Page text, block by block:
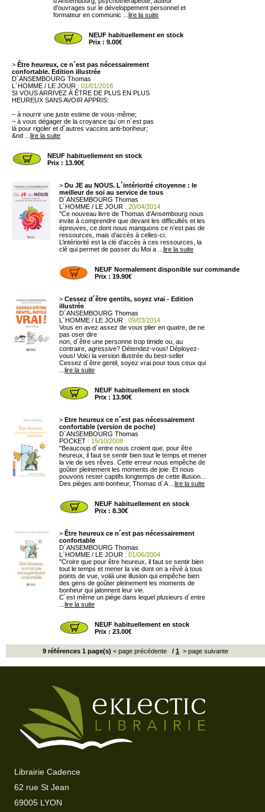
d’ouvrages sur le développement personnel et
formateur en communic ... lire la suite
NEUF habituellement en stock
Prix : 9.00€
> Être heureux, ce n´est pas nécessairement
confortable. Edition illustrée
D´ANSEMBOURG Thomas
L´HOMME / LE JOUR : 01/01/2016
SI VOUS ARRIVEZ À ÊTRE DE PLUS EN PLUS
HEUREUX SANS AVOIR APPRIS:
– à nourrir une juste estime de vous-même;
– à vous dégager de la croyance qu´on n´est pas
là pour rigoler et d´autres vaccins anti-bonheur;
&nd ... lire la suite
NEUF habituellement en stock
Prix : 13.90€
> Du JE au NOUS. L´intériorité citoyenne : le
meilleur de soi au service de tous
D´ANSEMBOURG Thomas
L´HOMME / LE JOUR : 20/04/2014
"Ce nouveau livre de Thomas d’Ansembourg nous
invite à comprendre que devant les difficultés et les
épreuves, ce dont nous manquons ce n’est pas de
ressources, mais d’accès à celles-ci.
L’intériorité est la clé d’accès à ces ressources, la
clé qui permet de passer du Moi a ... lire la suite
NEUF Normalement disponible sur commande
Prix : 19.90€
> Cessez d´être gentils, soyez vrai - Edition
illustrée
D´ANSEMBOURG Thomas
L´HOMME / LE JOUR : 09/03/2014
Vous en avez assez de vous plier en quatre, de ne
pas oser dire
non, d´être une personne trop timide ou, au
contraire, agressive? Détendez-vous! Déployez-
vous! Voici la version illustrée du best-seller
Cessez d´être gentil, soyez vrai pour tous ceux qui
lire la suite
NEUF habituellement en stock
Prix : 13.90€
> Etre heureux ce n´est pas nécessairement
confortable (version de poche)
D´ANSEMBOURG Thomas
POCKET : 15/10/2008
"Beaucoup d´entre nous croient que, pour être
heureux, il faut se sentir bien tout le temps et mener
la vie de ses rêves. Cette erreur nous empêche de
goûter pleinement les moments de joie. Et nous
pouvons rester captifs longtemps de cette illusion...
Des pièges anti-bonheur, Thomas d´A ... lire la suite
NEUF habituellement en stock
Prix : 8.30€
> Être heureux ce n´est pas nécessairement
confortable
D´ANSEMBOURG Thomas
L´HOMME / LE JOUR : 01/06/2004
"Croire que pour être heureux, il faut se sentir bien
tout le temps et mener la vie dont on a rêvé à tous
points de vue, voilà une illusion qui empêche bien
des gens de goûter pleinement les moments de
bonheur qui jalonnent leur vie.
C´est même un piège dans lequel plusieurs d´entre
lire la suite
NEUF habituellement en stock
Prix : 23.00€
9 références 1 page(s) < page précédente / 1 > page suivante
Librairie Cadence
62 rue St Jean
69005 LYON